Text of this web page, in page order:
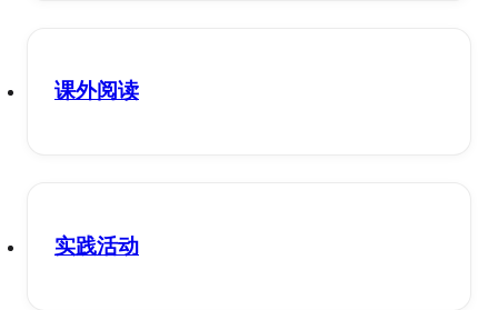
课外阅读
实践活动